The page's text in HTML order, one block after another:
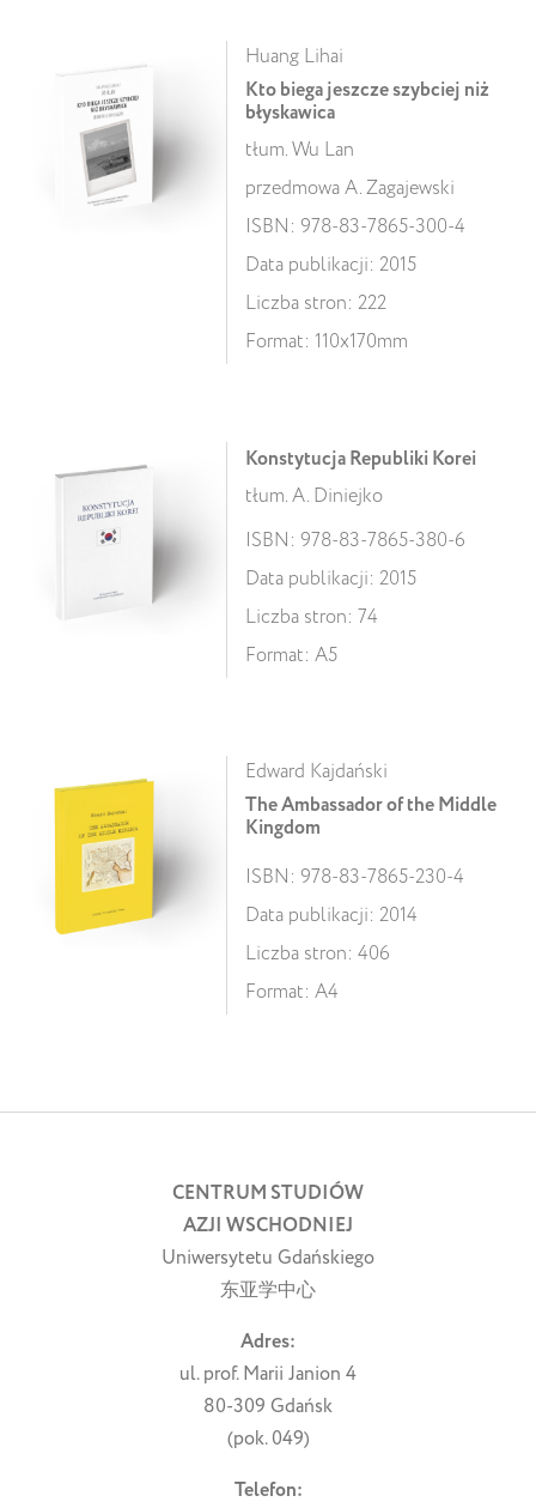
Huang Lihai
Kto biega jeszcze szybciej niż
błyskawica
tłum. Wu Lan
przedmowa A. Zagajewski
ISBN: 978-83-7865-300-4
Data publikacji: 2015
Liczba stron: 222
Format: 110x170mm
Konstytucja Republiki Korei
tłum. A. Diniejko
ISBN: 978-83-7865-380-6
Data publikacji: 2015
Liczba stron: 74
Format: A5
Edward Kajdański
The Ambassador of the Middle
Kingdom
ISBN: 978-83-7865-230-4
Data publikacji: 2014
Liczba stron: 406
Format: A4
CENTRUM STUDIÓW
AZJI WSCHODNIEJ
Uniwersytetu Gdańskiego
东亚学中心
Adres:
ul. prof. Marii Janion 4
80-309 Gdańsk
(pok. 049)
Telefon: